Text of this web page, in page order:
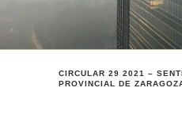
CIRCULAR 29 2021 –
PROVINCIAL DE